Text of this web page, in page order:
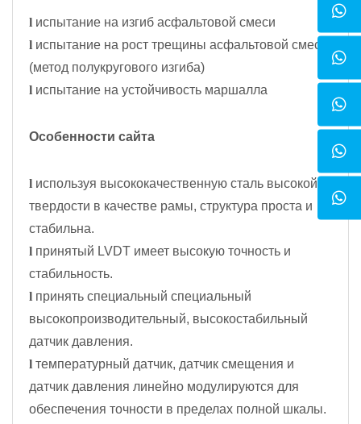
l испытание на изгиб асфальтовой смеси
l испытание на рост трещины асфальтовой смеси
(метод полукругового изгиба)
l испытание на устойчивость маршалла
Особенности сайта
l используя высококачественную сталь высокой
твердости в качестве рамы, структура проста и
стабильна.
l принятый LVDT имеет высокую точность и
стабильность.
l принять специальный специальный
высокопроизводительный, высокостабильный
датчик давления.
l температурный датчик, датчик смещения и
датчик давления линейно модулируются для
обеспечения точности в пределах полной шкалы.